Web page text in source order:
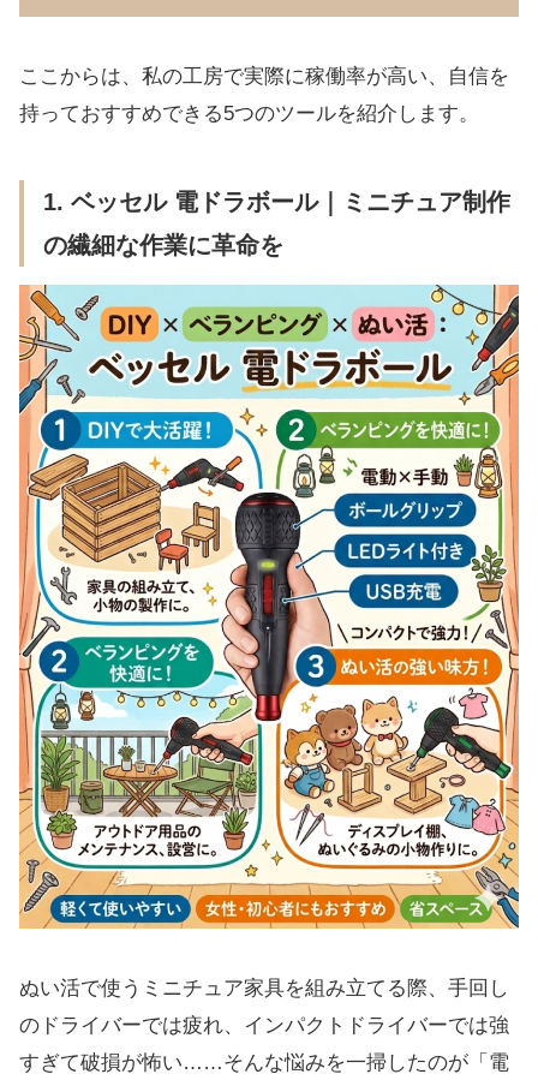
ここからは、私の工房で実際に稼働率が高い、自信を
持っておすすめできる5つのツールを紹介します。
1. ベッセル 電ドラボール｜ミニチュア制作
の繊細な作業に革命を
ぬい活で使うミニチュア家具を組み立てる際、手回し
のドライバーでは疲れ、インパクトドライバーでは強
すぎて破損が怖い……そんな悩みを一掃したのが「電